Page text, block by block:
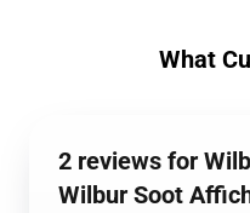
What
2 reviews for
Wilbur Soot